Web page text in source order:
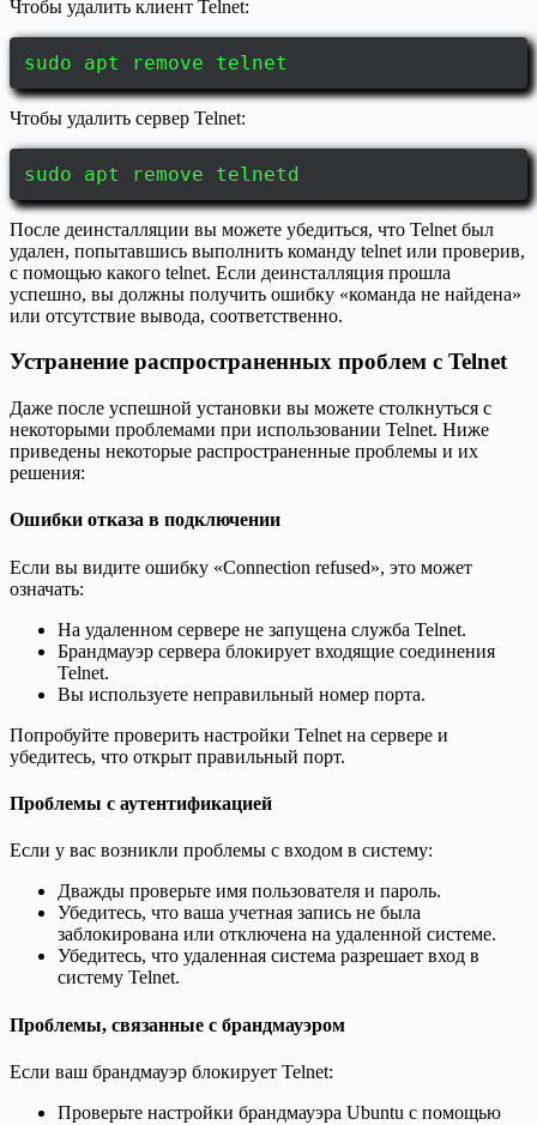
Чтобы удалить клиент Telnet:
sudo apt remove telnet
Чтобы удалить сервер Telnet:
sudo apt remove telnetd
После деинсталляции вы можете убедиться, что Telnet был
удален, попытавшись выполнить команду telnet или проверив,
с помощью какого telnet. Если деинсталляция прошла
успешно, вы должны получить ошибку «команда не найдена»
или отсутствие вывода, соответственно.
Устранение распространенных проблем с Telnet
Даже после успешной установки вы можете столкнуться с
некоторыми проблемами при использовании Telnet. Ниже
приведены некоторые распространенные проблемы и их
решения:
Ошибки отказа в подключении
Если вы видите ошибку «Connection refused», это может
означать:
На удаленном сервере не запущена служба Telnet.
Брандмауэр сервера блокирует входящие соединения
Telnet.
Вы используете неправильный номер порта.
Попробуйте проверить настройки Telnet на сервере и
убедитесь, что открыт правильный порт.
Проблемы с аутентификацией
Если у вас возникли проблемы с входом в систему:
Дважды проверьте имя пользователя и пароль.
Убедитесь, что ваша учетная запись не была
заблокирована или отключена на удаленной системе.
Убедитесь, что удаленная система разрешает вход в
систему Telnet.
Проблемы, связанные с брандмауэром
Если ваш брандмауэр блокирует Telnet:
Проверьте настройки брандмауэра Ubuntu с помощью